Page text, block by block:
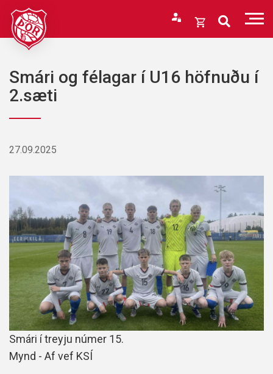
Fara
efni
Opna
Karfan þín
Loka
Karfan er tóm.
Smári og félagar í U16 höfnuðu í
2.sæti
27.09.2025
Smári í treyju númer 15.
Mynd - Af vef KSÍ